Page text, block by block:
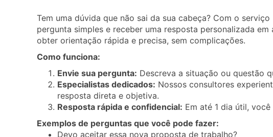
Tem uma dúvida que não sai da sua cabeça? Com o serviço
pergunta simples e receber uma resposta personalizada
obter orientação rápida e precisa, sem complicações.
Como funciona:
Envie sua pergunta: Descreva a situação ou questão
Especialistas dedicados: Nossos consultores
resposta direta e objetiva.
Resposta rápida e confidencial: Em até 1 dia útil,
Exemplos de perguntas que você pode fazer:
Devo aceitar essa nova proposta de trabalho?